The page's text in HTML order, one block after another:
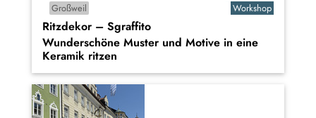
Großweil
Workshop
Ritzdekor – Sgraffito
Wunderschöne Muster und Motive in eine
Keramik ritzen